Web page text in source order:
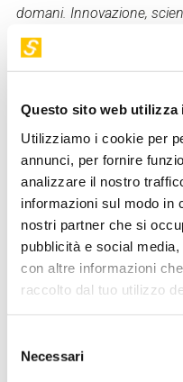
Questo sito web utilizza
Utilizziamo i cookie per
annunci, per fornire
analizzare il nostro
informazioni sul modo in
nostri partner che si
pubblicità e social
con altre informazioni
raccolto dal tuo utilizzo
delNecessari
domani. Innovazione,
solo le parole chiave del
mondo migliore.
La corsa allo spazio non
di grandi agenzie: è
innovative, imprese
incontro, Luca Perri ci
rapida evoluzione delle
dell'ingegneria
specialisti dei dati
materiali, e chi si occupa
basi per la vita
Scopriremo come la
creando nuove